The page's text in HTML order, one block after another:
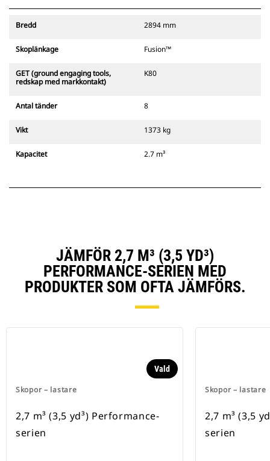
Bredd 2894 mm
Skoplänkage Fusion™
GET (ground engaging tools,
redskap med markkontakt)
K80
Antal tänder 8
Vikt 1373 kg
Kapacitet 2.7 m³
JÄMFÖR 2,7 M³ (3,5 YD³)
PERFORMANCE-SERIEN MED
PRODUKTER SOM OFTA JÄMFÖRS.
Skopor – lastare
Vald
2,7 m³ (3,5 yd³) Performance-
serien
Skopor – lastare
2,7 m³ (3,5
serien